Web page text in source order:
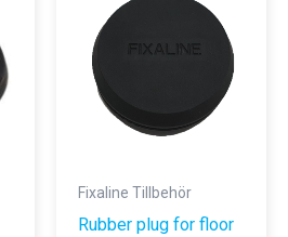
Fixaline Tillbehör
Rubber plug for floor